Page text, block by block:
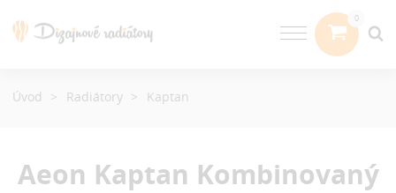
Aeon Kaptan Kombinovaný
Úvod Radiátory Kaptan